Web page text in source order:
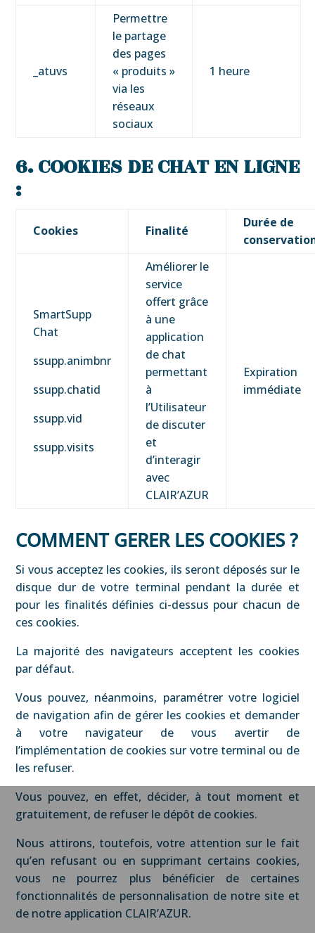
_atuvs
Permettre
le partage
des pages
« produits »
via les
réseaux
sociaux
1 heure
6. COOKIESDE CHAT EN LIGNE
:
Cookies Finalité
Durée de
SmartSupp
Chat
ssupp.animbnr
ssupp.chatid
ssupp.vid
ssupp.visits
Améliorer le
service
offert grâce
à une
application
de chat
permettant
à
l’Utilisateur
de discuter
et
d’interagir
avec
CLAIR’AZUR
Expiration
immédiate
COMMENT GERER LES COOKIES ?
Si vous acceptez les cookies, ils seront déposés sur le
disque dur de votre terminal pendant la durée et
pour les finalités définies ci-dessus pour chacun de
ces cookies.
La majorité des navigateurs acceptent les cookies
par défaut.
Vous pouvez, néanmoins, paramétrer votre logiciel
de navigation afin de gérer les cookies et demander
à votre navigateur de vous avertir de
l’implémentation de cookies sur votre terminal ou de
les refuser.
Vous pouvez, en effet, décider, à tout moment et
gratuitement, de refuser le dépôt de cookies.
Nous attirons, toutefois, votre attention sur le fait
qu’en refusant ou en supprimant certains cookies,
vous ne pourrez plus bénéficier de certaines
fonctionnalités de personnalisation de notre site et
de notre application CLAIR’AZUR.